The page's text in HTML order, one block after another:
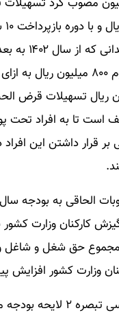
تبصره ۱۳
ازای فرزند اول ۴۰۰ میلیون ریال
ریال تسهیلات قرض
تا به افراد تحت
بر قرار داشتن این
الحاقی به بودجه
کارکنان وزارت کشور
مجموع حق شغل و شاغل
وزارت کشور افزایش
زارع بیان کرد: همچنین